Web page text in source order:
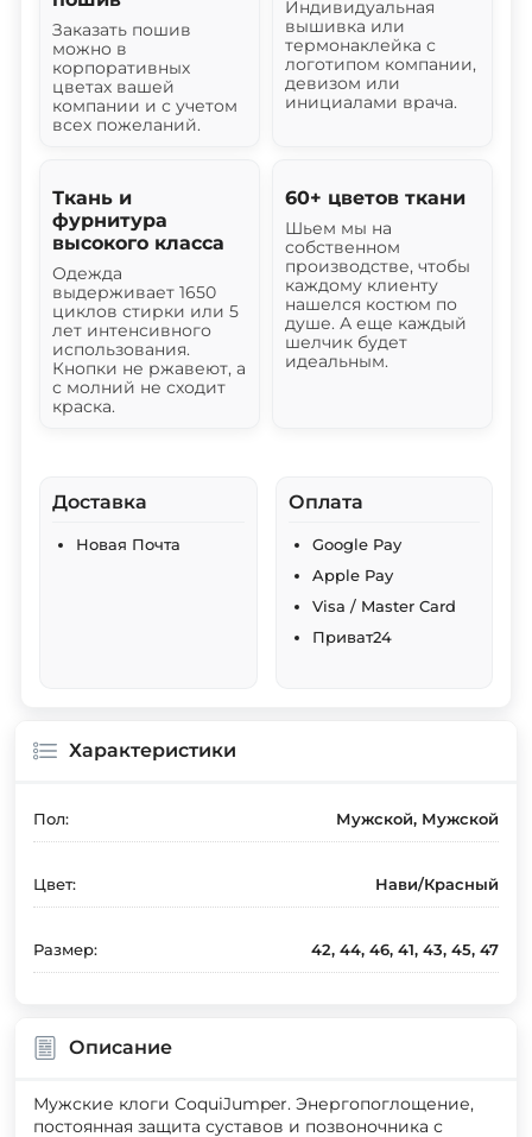
Заказать пошив
можно в
корпоративных
цветах вашей
компании и с учетом
всех пожеланий.
Индивидуальная
вышивка или
термонаклейка с
логотипом компании,
девизом или
инициалами врача.
Ткань и
фурнитура
высокого класса
Одежда
выдерживает 1650
циклов стирки или 5
лет интенсивного
использования.
Кнопки не ржавеют, а
с молний не сходит
краска.
60+ цветов ткани
Шьем мы на
собственном
производстве, чтобы
каждому клиенту
нашелся костюм по
душе. А еще каждый
шелчик будет
идеальным.
Доставка
Новая Почта
Оплата
Google Pay
Apple Pay
Visa / Master Card
Приват24
Характеристики
Пол: Мужской, Мужской
Цвет: Нави/Красный
Размер: 42, 44, 46, 41, 43, 45, 47
Описание
Мужские клоги CoquiJumper. Энергопоглощение,
постоянная защита суставов и позвоночника с